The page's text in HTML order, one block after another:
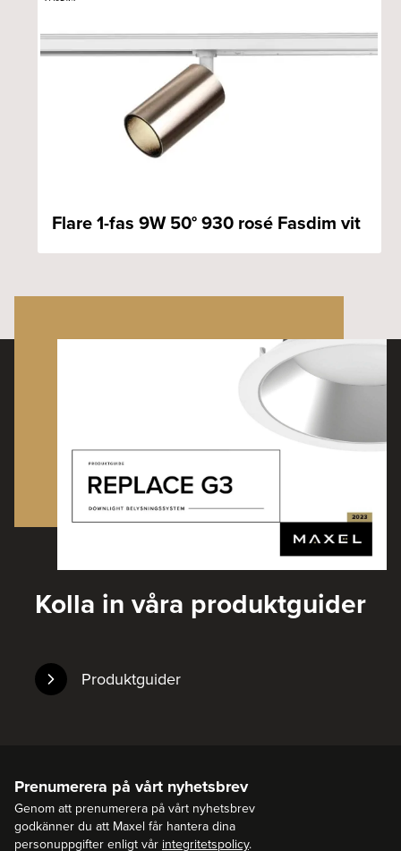
Flare 1-fas 9W 50° 930 rosé Fasdim vit
Kolla in våra produktguider
Produktguider
Prenumerera på vårt nyhetsbrev
Genom att prenumerera på vårt nyhetsbrev
godkänner du att Maxel får hantera dina
personuppgifter enligt vår integritetspolicy.